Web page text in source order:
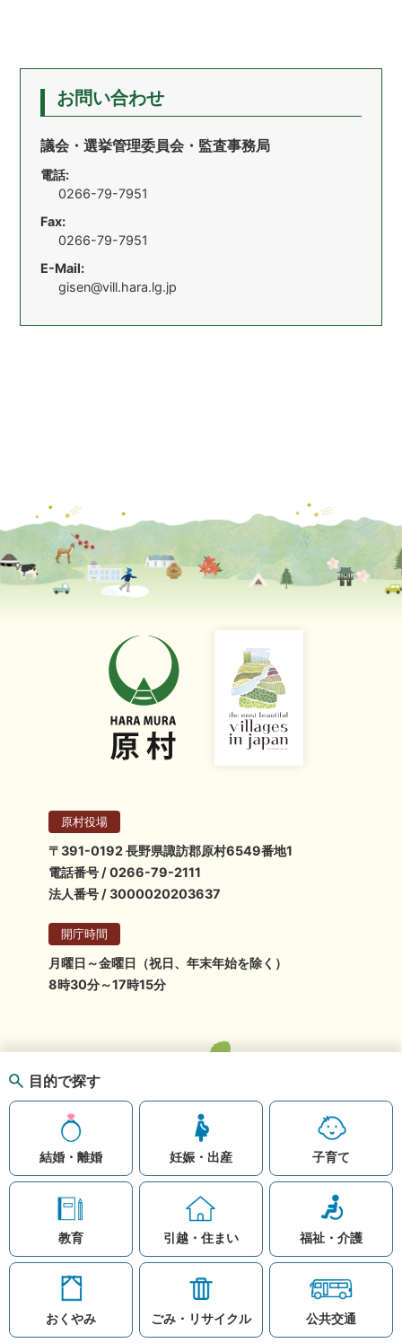
お問い合わせ
議会・選挙管理委員会・監査事務局
電話:
0266-79-7951
Fax:
0266-79-7951
E-Mail:
gisen@vill.hara.lg.jp
目的で探す
結婚・離婚 妊娠・出産 子育て
教育 引越・住まい 福祉・介護
おくやみ ごみ・リサイクル 公共交通
原村役場
〒391-0192 長野県諏訪郡原村6549番地1
電話番号 / 0266-79-2111
法人番号 / 3000020203637
開庁時間
月曜日～金曜日（祝日、年末年始を除く）
8時30分～17時15分